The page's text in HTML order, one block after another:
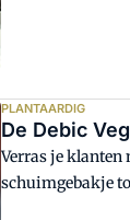
PLANTAARDIG
De Debic
Verras je
schuimgebakje